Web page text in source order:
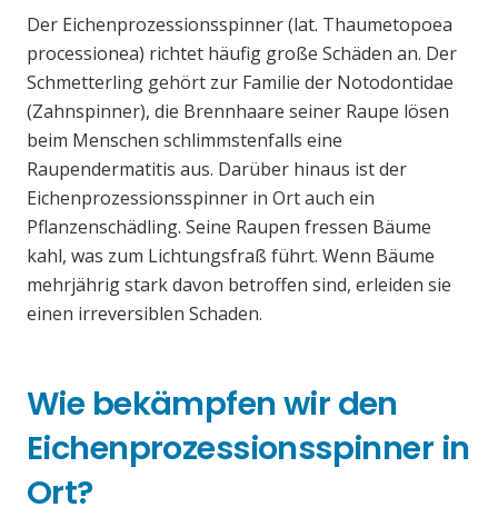
Der Eichenprozessionsspinner (lat. Thaumetopoea
processionea) richtet häufig große Schäden an. Der
Schmetterling gehört zur Familie der Notodontidae
(Zahnspinner), die Brennhaare seiner Raupe lösen
beim Menschen schlimmstenfalls eine
Raupendermatitis aus. Darüber hinaus ist der
Eichenprozessionsspinner in Ort auch ein
Pflanzenschädling. Seine Raupen fressen Bäume
kahl, was zum Lichtungsfraß führt. Wenn Bäume
mehrjährig stark davon betroffen sind, erleiden sie
einen irreversiblen Schaden.
Wie bekämpfen wir den
Eichenprozessionsspinner in
Ort?